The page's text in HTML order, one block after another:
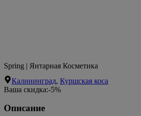
Spring | Янтарная Косметика
Калининград, Куршская коса
Ваша скидка:-5%
Описание